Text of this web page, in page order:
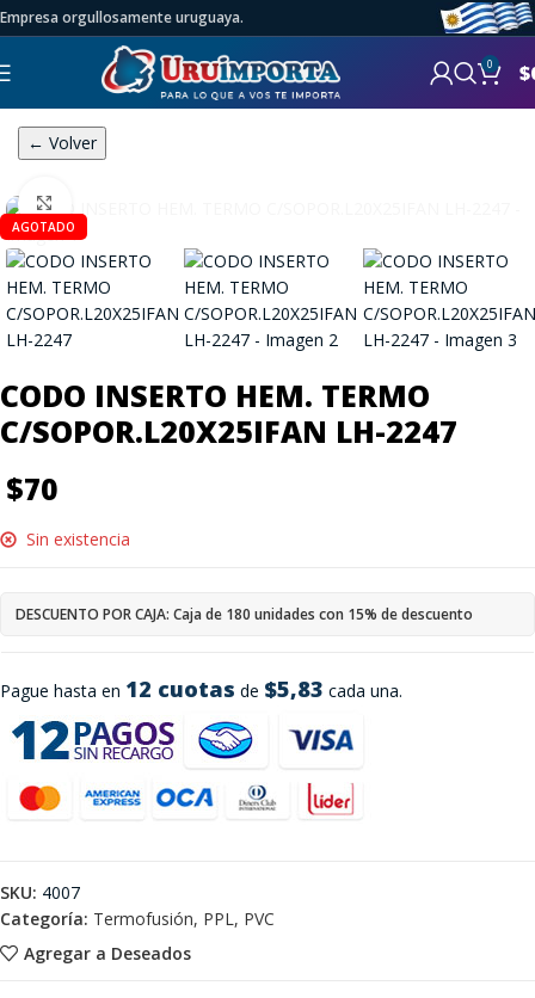
Empresa orgullosamente uruguaya.
0 $
← Volver
AGOTADO
CODO INSERTO HEM. TERMO
C/SOPOR.L20X25IFAN LH-2247
$70
Pague hasta en 12 cuotas de $5,83 cada una.
Sin existencia
DESCUENTO POR CAJA: Caja de 180 unidades con 15% de descuento
Agregar a Deseados
SKU: 4007
Categoría: Termofusión, PPL, PVC